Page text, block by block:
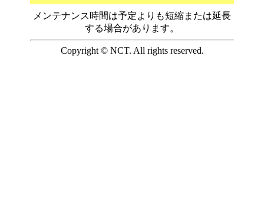
メンテナンス時間は予定よりも短縮または延長
する場合があります。
Copyright © NCT. All rights reserved.